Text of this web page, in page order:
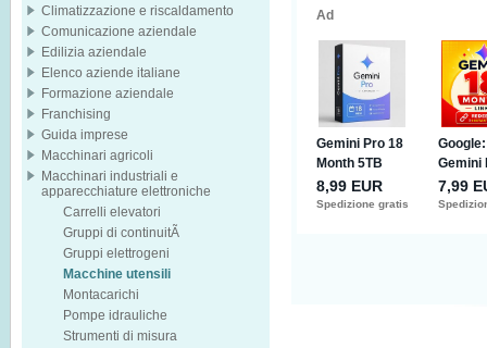
Climatizzazione e riscaldamento
Comunicazione aziendale
Edilizia aziendale
Elenco aziende italiane
Formazione aziendale
Franchising
Guida imprese
Macchinari agricoli
Macchinari industriali e
apparecchiature elettroniche
Carrelli elevatori
Gruppi di continuitÃ
Gruppi elettrogeni
Macchine utensili
Montacarichi
Pompe idrauliche
Strumenti di misura